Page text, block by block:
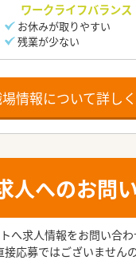
ワークライフバランス
お休みが取りやすい
残業が少ない
情報について詳し
人へのお問
へ求人情報をお問い合わ
接応募ではございません